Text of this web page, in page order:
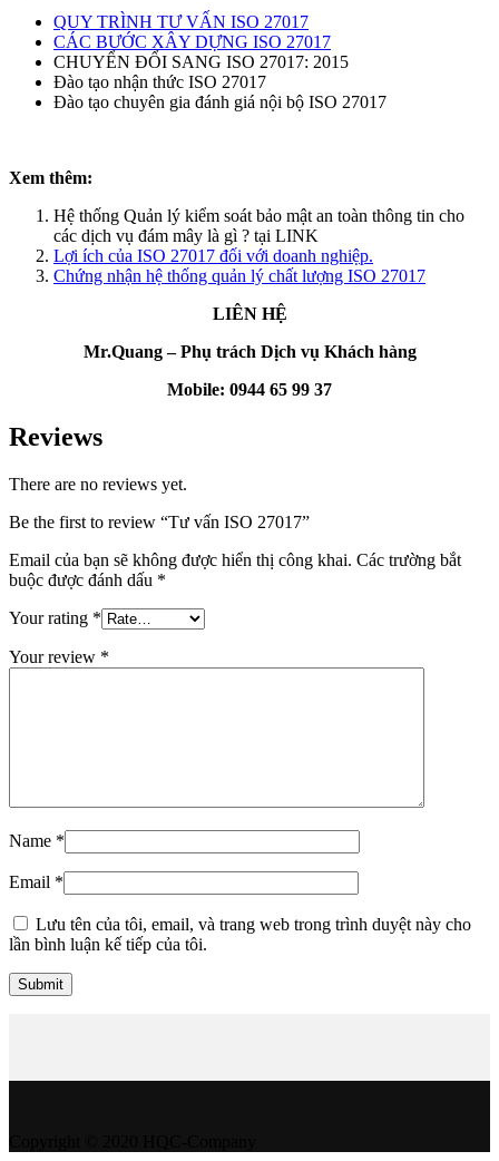
QUY TRÌNH TƯ VẤN ISO 27017
CÁC BƯỚC XÂY DỰNG ISO 27017
CHUYỂN ĐỔI SANG ISO 27017: 2015
Đào tạo nhận thức ISO 27017
Đào tạo chuyên gia đánh giá nội bộ ISO 27017
Xem thêm:
Hệ thống Quản lý kiểm soát bảo mật an toàn thông tin cho
các dịch vụ đám mây là gì ? tại LINK
Lợi ích của ISO 27017 đối với doanh nghiệp.
Chứng nhận hệ thống quản lý chất lượng ISO 27017
LIÊN HỆ
Mr.Quang – Phụ trách Dịch vụ Khách hàng
Mobile: 0944 65 99 37
Reviews
There are no reviews yet.
Be the first to review “Tư vấn ISO 27017”
Email của bạn sẽ không được hiển thị công khai. Các trường bắt
buộc được đánh dấu *
Your rating *
Your review *
Name *
Email *
Lưu tên của tôi, email, và trang web trong trình duyệt này cho
lần bình luận kế tiếp của tôi.